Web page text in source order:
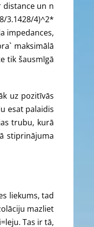
un n
3.1428/4)^2*
impedances,
maksimālā
tik šausmīgā
uz pozitīvās
esat palaidis
trubu, kurā
stiprinājuma
liekums, tad
mazliet
Tas ir tā,